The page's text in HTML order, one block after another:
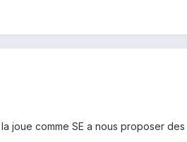
joue comme SE a nous proposer